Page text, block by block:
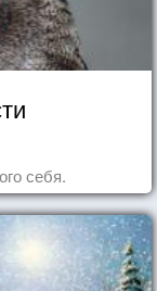
себя.